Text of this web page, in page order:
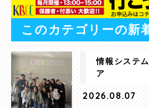
このカテゴリーの新
情報システ
ア
2026.08.07